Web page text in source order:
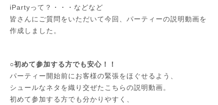
iPartyって？・・・などなど
皆さんにご質問をいただいて今回、パーティーの説明動画を
作成しました。
○初めて参加する方でも安心！！
パーティー開始前にお客様の緊張をほぐせるよう、
シュールなネタを織り交ぜたこちらの説明動画。
初めて参加する方でも分かりやすく、